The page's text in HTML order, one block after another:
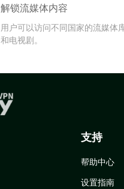
解锁流媒体内容
用户可以访问不同国家的流媒体
和电视剧。
支持
帮助中心
设置指南